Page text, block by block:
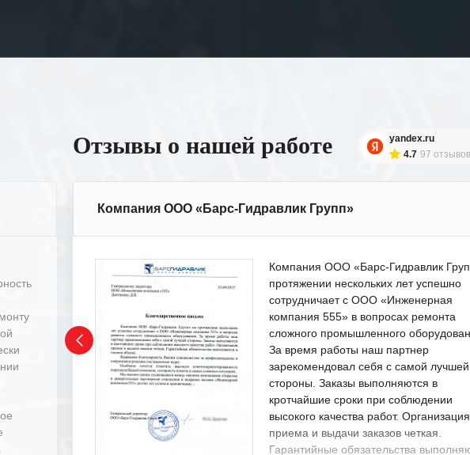
Отзывы о нашей работе
yandex.ru
4.7 97 отзывов
Компания ООО «Барс-Гидравлик Групп»
Компания ООО «Барс-Гидравлик
протяжении нескольких лет успешно
сотрудничает с ООО «Инженерная
компания 555» в вопросах ремонта
сложного промышленного
За время работы наш партнер
зарекомендовал себя с самой лучшей
стороны. Заказы выполняются в
кротчайшие сроки при соблюдении
высокого качества работ. Организация
приема и выдачи заказов четкая.
Гарантийные обязательства